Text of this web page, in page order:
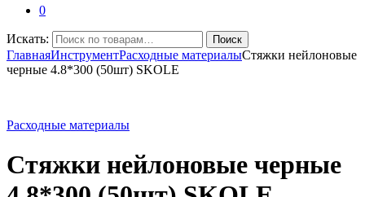
0
Искать: Поиск
ГлавнаяИнструментРасходные материалыСтяжки нейлоновые
черные 4.8*300 (50шт) SKOLE
Расходные материалы
Стяжки нейлоновые черные